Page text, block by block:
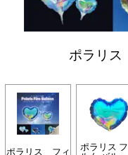
ポラリ
ポラリス フィ ポラリス